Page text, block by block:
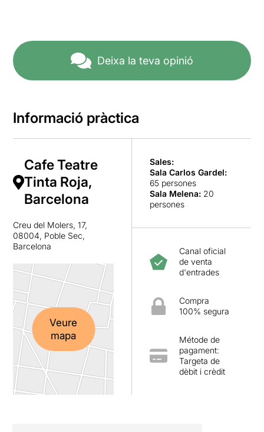
Deixa la teva opinió
Informació pràctica
Cafe Teatre
Tinta Roja,
Barcelona
Creu del Molers, 17,
08004, Poble Sec,
Barcelona
Veure
mapa
Sales:
Sala Carlos Gardel:
65 persones
Sala Melena: 20
persones
Canal oficial
de venta
d'entrades
Compra
100% segura
Métode de
pagament:
Targeta de
dèbit i crèdit